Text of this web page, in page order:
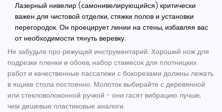
Лазерный нивелир (самонивелирующийся) критически
важен для чистовой отделки, стяжки полов и установки
перегородок. Он проецирует линии на стены, избавляя вас
от необходимости тянуть веревку.
Не забудьте про режущий инструментарий. Хороший нож для
подрезки пленки и обоев, набор стамесок для плотницких
работ и качественные пассатижи с бокорезами должны лежать
в ящике стола постоянно. Молоток выбирайте с деревянной
или стекловолоконной ручкой - они гасят вибрацию лучше,
чем дешевые пластиковые аналоги.